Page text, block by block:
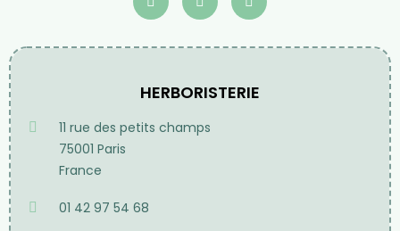
HERBORISTERIE
11 rue des petits champs
75001 Paris
France
01 42 97 54 68